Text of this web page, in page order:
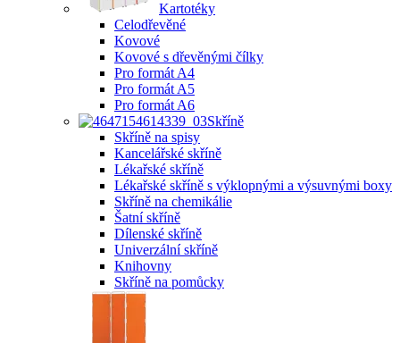
Kartotéky
Celodřevěné
Kovové
Kovové s dřevěnými čílky
Pro formát A4
Pro formát A5
Pro formát A6
Skříně
Skříně na spisy
Kancelářské skříně
Lékařské skříně
Lékařské skříně s výklopnými a výsuvnými boxy
Skříně na chemikálie
Šatní skříně
Dílenské skříně
Univerzální skříně
Knihovny
Skříně na pomůcky